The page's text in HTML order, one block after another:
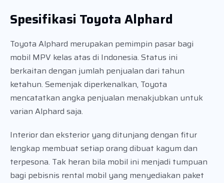
Spesifikasi Toyota Alphard
Toyota Alphard merupakan pemimpin pasar bagi
mobil MPV kelas atas di Indonesia. Status ini
berkaitan dengan jumlah penjualan dari tahun
ketahun. Semenjak diperkenalkan, Toyota
mencatatkan angka penjualan menakjubkan untuk
varian Alphard saja.
Interior dan eksterior yang ditunjang dengan fitur
lengkap membuat setiap orang dibuat kagum dan
terpesona. Tak heran bila mobil ini menjadi tumpuan
bagi pebisnis rental mobil yang menyediakan paket